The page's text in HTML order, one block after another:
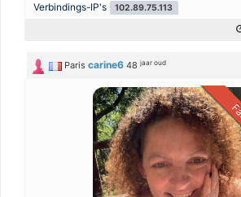
Verbindings-IP's
102.89.75.113
Paris carine6 48jaar oud